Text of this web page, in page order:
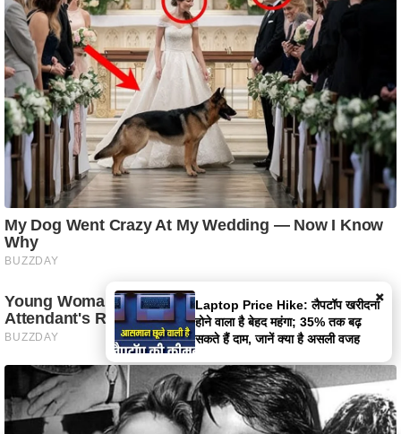
×
UPI Alert: 'डिजिटल लुटेरा' मालवेयर से
खाली हो सकता है आपका बैंक खाता; जानें
कैसे काम करता है यह APK स्कैम